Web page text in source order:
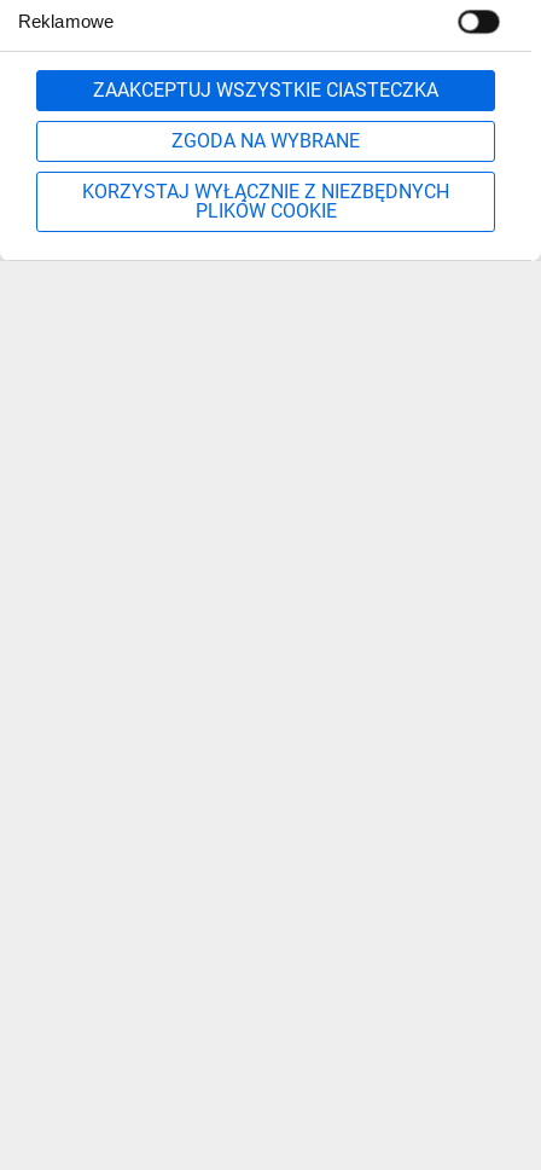
Reklamowe
ZAAKCEPTUJ WSZYSTKIE CIASTECZKA
ZGODA NA WYBRANE
KORZYSTAJ WYŁĄCZNIE Z NIEZBĘDNYCH
PLIKÓW COOKIE